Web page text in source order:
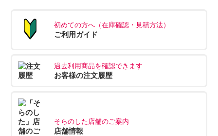
初めての方へ（在庫確認・見積方法）
ご利用ガイド
過去利用商品を確認できます
お客様の注文履歴
そらのした店舗のご案内
店舗情報